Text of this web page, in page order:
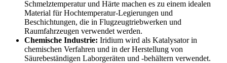
Schmelztemperatur und Härte machen es zu einem idealen
Material für Hochtemperatur-Legierungen und
Beschichtungen, die in Flugzeugtriebwerken und
Raumfahrzeugen verwendet werden.
Chemische Industrie: Iridium wird als Katalysator in
chemischen Verfahren und in der Herstellung von
Säurebeständigen Laborgeräten und -behältern verwendet.